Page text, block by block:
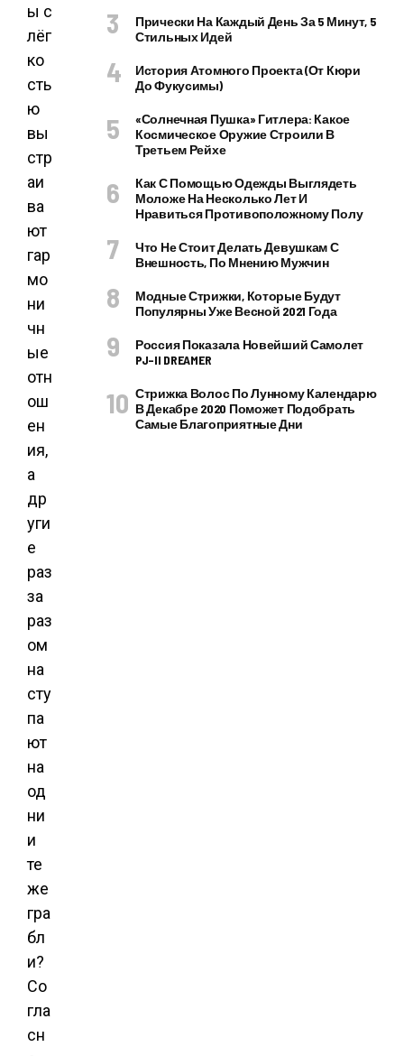
ы с
лёг
ко
сть
ю
вы
стр
аи
ва
ют
гар
мо
ни
чн
ые
отн
ош
ен
ия,
а
др
уги
е
раз
за
раз
ом
на
сту
па
ют
на
од
ни
и
те
же
гра
бл
и?
Со
гла
сн
Прически На Каждый День За 5 Минут, 5
Стильных Идей
История Атомного Проекта (от Кюри
До Фукусимы)
«Солнечная Пушка» Гитлера: Какое
Космическое Оружие Строили В
Третьем Рейхе
Как С Помощью Одежды Выглядеть
Моложе На Несколько Лет И
Нравиться Противоположному Полу
Что Не Стоит Делать Девушкам С
Внешность, По Мнению Мужчин
Модные Стрижки, Которые Будут
Популярны Уже Весной 2021 Года
Россия Показала Новейший Самолет
PJ–II DREAMER
Стрижка Волос По Лунному Календарю
В Декабре 2020 Поможет Подобрать
Самые Благоприятные Дни